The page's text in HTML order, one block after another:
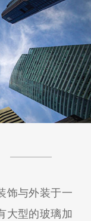
饰与外装于一
大型的玻璃加